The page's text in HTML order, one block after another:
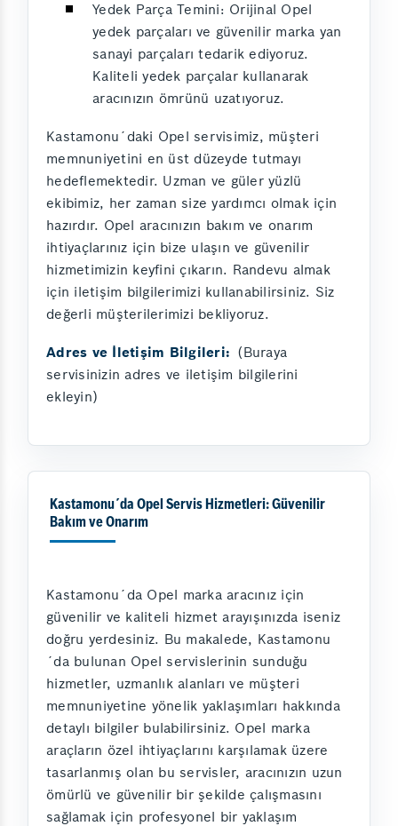
Yedek Parça Temini: Orijinal Opel
yedek parçaları ve güvenilir marka yan
sanayi parçaları tedarik ediyoruz.
Kaliteli yedek parçalar kullanarak
aracınızın ömrünü uzatıyoruz.
Kastamonu´daki Opel servisimiz, müşteri
memnuniyetini en üst düzeyde tutmayı
hedeflemektedir. Uzman ve güler yüzlü
ekibimiz, her zaman size yardımcı olmak için
hazırdır. Opel aracınızın bakım ve onarım
ihtiyaçlarınız için bize ulaşın ve güvenilir
hizmetimizin keyfini çıkarın. Randevu almak
için iletişim bilgilerimizi kullanabilirsiniz. Siz
değerli müşterilerimizi bekliyoruz.
Adres ve İletişim Bilgileri: (Buraya
servisinizin adres ve iletişim bilgilerini
ekleyin)
Kastamonu´da Opel Servis Hizmetleri: Güvenilir
Bakım ve Onarım
Kastamonu´da Opel marka aracınız için
güvenilir ve kaliteli hizmet arayışınızda iseniz
doğru yerdesiniz. Bu makalede, Kastamonu
´da bulunan Opel servislerinin sunduğu
hizmetler, uzmanlık alanları ve müşteri
memnuniyetine yönelik yaklaşımları hakkında
detaylı bilgiler bulabilirsiniz. Opel marka
araçların özel ihtiyaçlarını karşılamak üzere
tasarlanmış olan bu servisler, aracınızın uzun
ömürlü ve güvenilir bir şekilde çalışmasını
sağlamak için profesyonel bir yaklaşım